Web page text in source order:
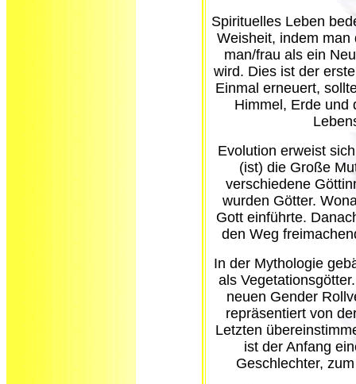
Spirituelles Leben
Weisheit, indem man
man/frau als ein
wird. Dies ist der
Einmal erneuert,
Himmel, Erde und
Evolution erweist
(ist) die Große
verschiedene
wurden Götter.
Gott einführte.
den Weg
In der Mythologie
als
neuen Gender
repräsentiert von
Letzten
ist der Anfang
Geschlechter,